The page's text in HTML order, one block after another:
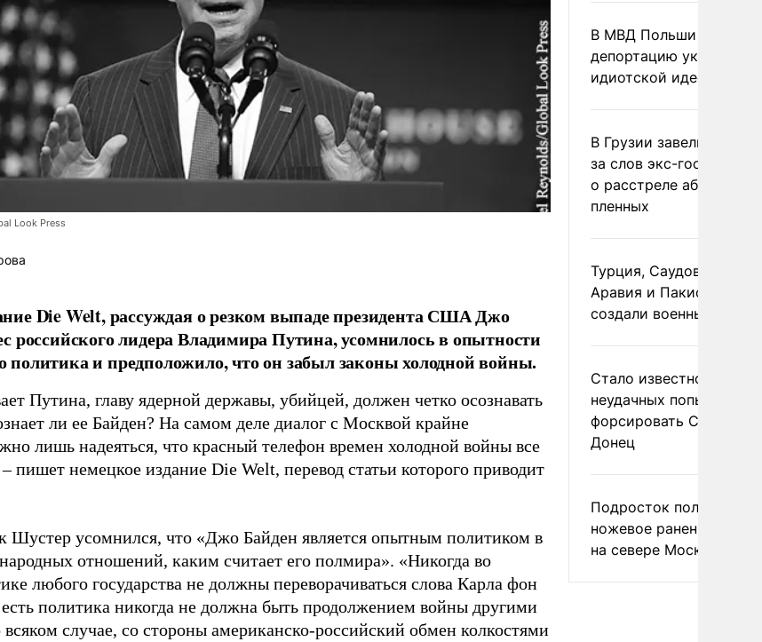
Look Press
Die Welt, рассуждая о резком выпаде президента США Джо
российского лидера Владимира Путина, усомнилось в опытности
политика и предположило, что он забыл законы холодной войны.
Путина, главу ядерной державы, убийцей, должен четко осознавать
ли ее Байден? На самом деле диалог с Москвой крайне
лишь надеяться, что красный телефон времен холодной войны все
пишет немецкое издание Die Welt, перевод статьи которого приводит
усомнился, что «Джо Байден является опытным политиком в
отношений, каким считает его полмира». «Никогда во
любого государства не должны переворачиваться слова Карла фон
есть политика никогда не должна быть продолжением войны другими
случае, со стороны американско-российский обмен колкостями
В МВД Польши назвали
депортацию украинцев
идиотской идеей
В Грузии завели дело
за слов экс-
о расстреле абхазских
пленных
Турция, Саудовская
Аравия и Пакистан
создали военный союз
Стало известно о
неудачных попытках
форсировать
Донец
Подросток получил
ножевое ранение в
на севере Москвы